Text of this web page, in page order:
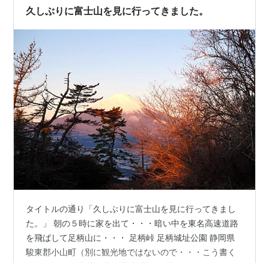
す。 新羅三郎義光吹笙之石 その史跡の…
久しぶりに富士山を見に行ってきました。
タイトルの通り「久しぶりに富士山を見に行ってきまし
た。」 朝の５時に家を出て・・・暗い中を東名高速道路
を飛ばして足柄山に・・・ 足柄峠 足柄城址公園 静岡県
駿東郡小山町（別に観光地ではないので・・・こう書く